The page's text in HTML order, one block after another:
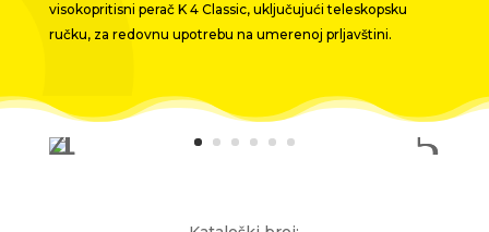
visokopritisni perač K 4 Classic, uključujućiteleskopsku
ručku, za redovnu upotrebu na umerenoj prljavštini.